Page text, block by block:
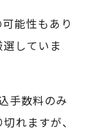
能性もあり
していま
手数料のみ
れますが、